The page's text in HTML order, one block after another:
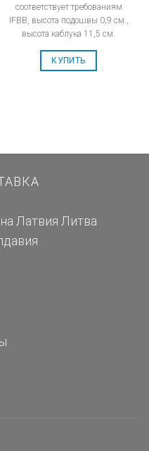
соответствует требованиям
IFBB, высота подошвы 0,9 см.,
высота каблука 11,5 см.
КУПИТЬ
Латвия Литва